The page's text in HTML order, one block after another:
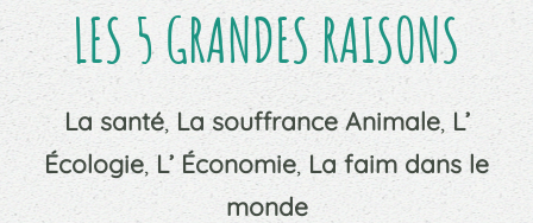
LES 5 GRANDES RAISONS
La santé, La souffrance Animale, L’
Écologie,L’ Économie, La faim dans le
monde